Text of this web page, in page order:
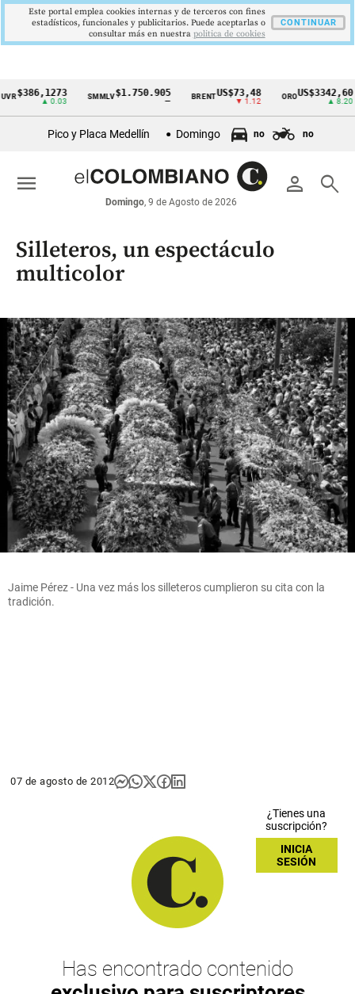
Cintillo
económicos
Colombia
0.03
SMMLV $1.750.905 BRENT US$73,48
▼ 1.12
OROUS$3342,60
▲ 8.20
Pico y Placa Medellín Domingo no no
person search
Domingo, 9 de Agosto de 2026
menu
Silleteros, un espectáculo
multicolor
Jaime Pérez - Una vez más los silleteros cumplieron su cita con la
tradición.
07 de agosto de 2012
¿Tienes una
suscripción?
INICIA
SESIÓN
Has encontrado contenido
Este portal emplea cookies internas y de terceros con fines
estadísticos, funcionales y publicitarios. Puede aceptarlas o
consultar más en nuestra politica de cookies
CONTINUAR